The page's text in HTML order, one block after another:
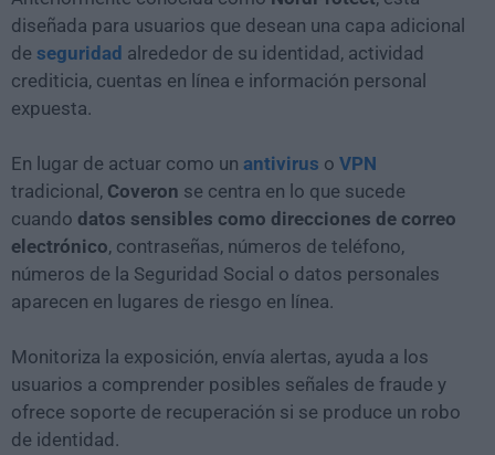
diseñada para usuarios que desean una capa adicional
de seguridad alrededor de su identidad, actividad
crediticia, cuentas en línea e información personal
expuesta.
En lugar de actuar como un antivirus o VPN
tradicional, Coveron se centra en lo que sucede
cuando datos sensibles como direcciones de correo
electrónico, contraseñas, números de teléfono,
números de la Seguridad Social o datos personales
aparecen en lugares de riesgo en línea.
Monitoriza la exposición, envía alertas, ayuda a los
usuarios a comprender posibles señales de fraude y
ofrece soporte de recuperación si se produce un robo
de identidad.